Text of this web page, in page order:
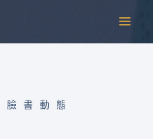
書動態